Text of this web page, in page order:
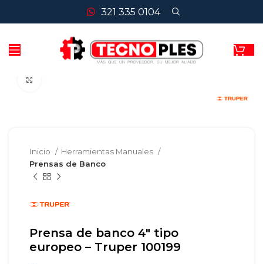
321 335 0104
Inicio
Herramientas Manuales
Prensas de Banco
Prensa de banco 4″ tipo
europeo – Truper 100199